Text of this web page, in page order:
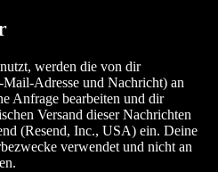
werden die von dir
Adresse und Nachricht) an
Anfrage bearbeiten und dir
Versand dieser Nachrichten
(Resend, Inc., USA) ein. Deine
verwendet und nicht an